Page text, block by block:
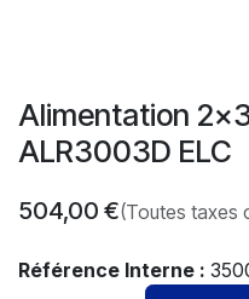
Alimentation
ALR3003D ELC
504,00 €(Toutes taxes
Référence Interne :